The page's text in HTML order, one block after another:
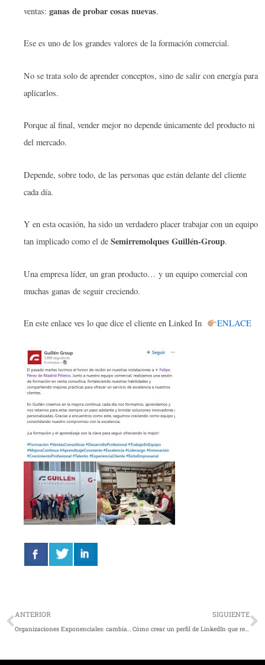
ventas: ganas de probar cosas nuevas.
Ese es uno de los grandes valores de la formación comercial.
No se trata solo de aprender conceptos, sino de salir con energía para
aplicarlos.
Porque al final, vender mejor no depende únicamente del producto ni
del mercado.
Depende, sobre todo, de las personas que están delante del cliente
cada día.
Y en esta ocasión, ha sido un verdadero placer trabajar con un equipo
tan implicado como el de Semirremolques Guillén-Group.
Una empresa líder, un gran producto… y un equipo comercial con
muchas ganas de seguir creciendo.
En este enlace ves lo que dice el cliente en Linked In ENLACE
Ant
ANTERIOR
Organizaciones Exponenciales: cambiando el mundo.
SIGUIENTE
Cómo crear un perfil de LinkedIn que realmente funcione